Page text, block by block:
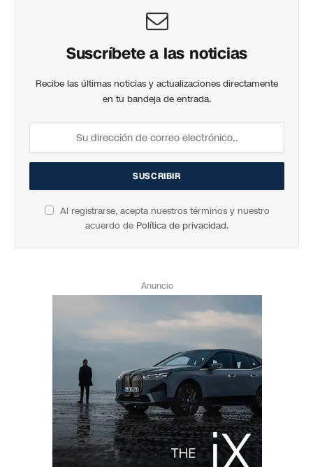
Suscríbete a las noticias
Recibe las últimas noticias y actualizaciones directamente
en tu bandeja de entrada.
Al registrarse, acepta nuestros términos y nuestro
acuerdo de Política de privacidad.
Anuncio